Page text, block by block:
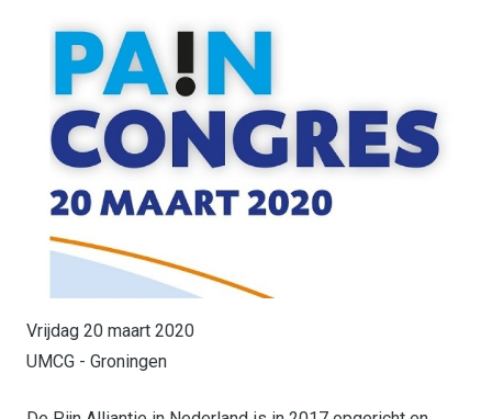
Vrijdag 20 maart 2020
UMCG - Groningen